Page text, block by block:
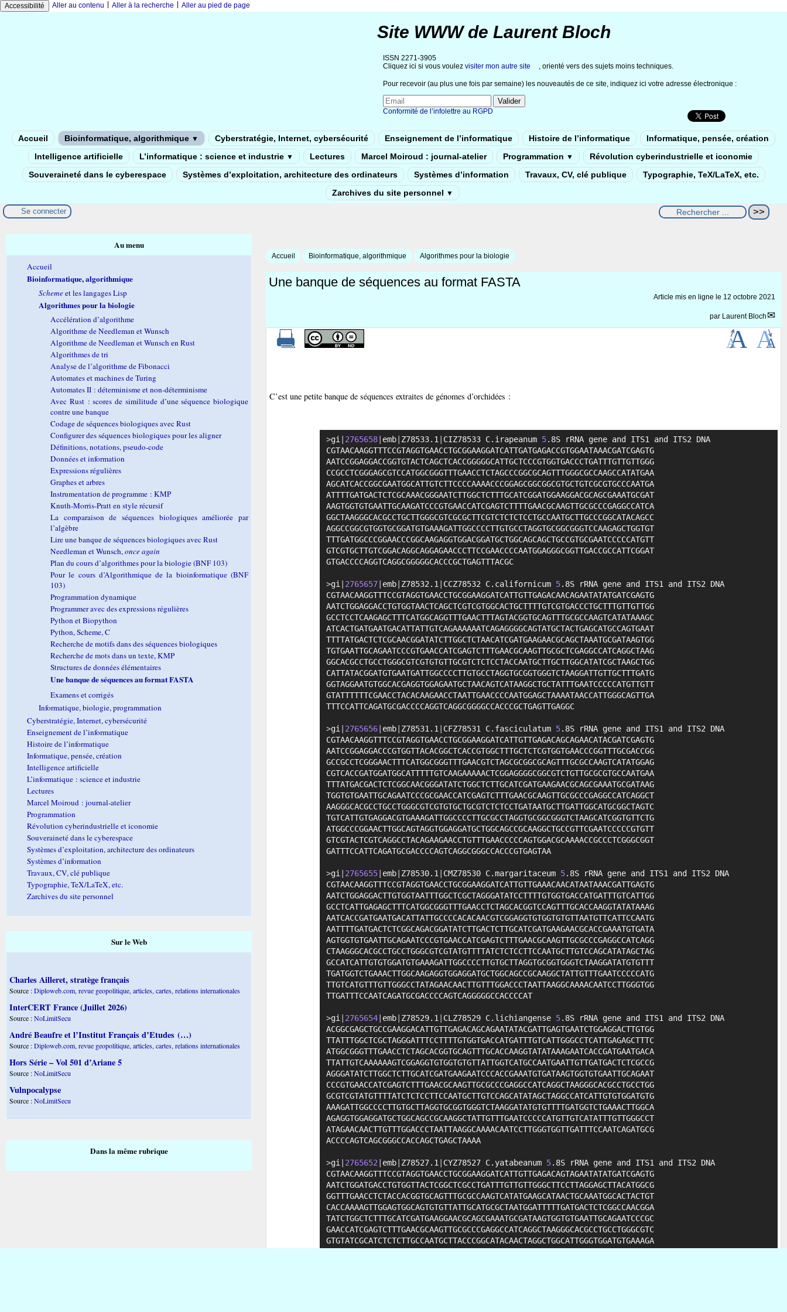
Accessibilité Aller au contenu Aller à la recherche Aller au pied de page
Site WWW de Laurent Bloch
ISSN 2271-3905
Cliquez ici si vous voulez visiter mon autre site , orienté vers des sujets moins techniques.
Pour recevoir (au plus une fois par semaine) les nouveautés de ce site, indiquez ici votre adresse électronique :
Conformité de l’infolettre au RGPD
Accueil Bioinformatique, algorithmique ▼ Cyberstratégie, Internet, cybersécurité Enseignement de l’informatique Histoire de l’informatique
Informatique, pensée, création
Intelligence artificielle
L’informatique : science et industrie ▼ Lectures Marcel Moiroud : journal-atelier Programmation ▼
Révolution cyberindustrielle et iconomie
Souveraineté dans le cyberespace
Systèmes d’exploitation, architecture des ordinateurs Systèmes d’information Travaux, CV, clé publique
Typographie, TeX/LaTeX, etc.
Zarchives du site personnel ▼
Se connecter
Accueil Bioinformatique, algorithmique Algorithmes pour la biologie
Une banque de séquences au format FASTA
Article mis en ligne le 12 octobre 2021
par Laurent Bloch
C’est une petite banque de séquences extraites de génomes d’orchidées :
>gi| 2765658| emb| Z78533.1| CIZ78533 C.irapeanum 5.8S rRNA gene and ITS1 and ITS2 DNA
CGTAACAAGGTTTCCGTAGGTGAACCTGCGGAAGGATCATTGATGAGACCGTGGAATAAACGATCGAGTG
AATCCGGAGGACCGGTGTACTCAGCTCACCGGGGGCATTGCTCCCGTGGTGACCCTGATTTGTTGTTGGG
CCGCCTCGGGAGCGTCCATGGCGGGTTTGAACCTCTAGCCCGGCGCAGTTTGGGCGCCAAGCCATATGAA
AGCATCACCGGCGAATGGCATTGTCTTCCCCAAAACCCGGAGCGGCGGCGTGCTGTCGCGTGCCCAATGA
ATTTTGATGACTCTCGCAAACGGGAATCTTGGCTCTTTGCATCGGATGGAAGGACGCAGCGAAATGCGAT
AAGTGGTGTGAATTGCAAGATCCCGTGAACCATCGAGTCTTTTGAACGCAAGTTGCGCCCGAGGCCATCA
GGCTAAGGGCACGCCTGCTTGGGCGTCGCGCTTCGTCTCTCTCCTGCCAATGCTTGCCCGGCATACAGCC
AGGCCGGCGTGGTGCGGATGTGAAAGATTGGCCCCTTGTGCCTAGGTGCGGCGGGTCCAAGAGCTGGTGT
TTTGATGGCCCGGAACCCGGCAAGAGGTGGACGGATGCTGGCAGCAGCTGCCGTGCGAATCCCCCATGTT
GTCGTGCTTGTCGGACAGGCAGGAGAACCCTTCCGAACCCCAATGGAGGGCGGTTGACCGCCATTCGGAT
GTGACCCCAGGTCAGGCGGGGGCACCCGCTGAGTTTACGC
>gi| 2765657| emb| Z78532.1| CCZ78532 C.californicum 5.8S rRNA gene and ITS1 and ITS2 DNA
CGTAACAAGGTTTCCGTAGGTGAACCTGCGGAAGGATCATTGTTGAGACAACAGAATATATGATCGAGTG
AATCTGGAGGACCTGTGGTAACTCAGCTCGTCGTGGCACTGCTTTTGTCGTGACCCTGCTTTGTTGTTGG
GCCTCCTCAAGAGCTTTCATGGCAGGTTTGAACTTTAGTACGGTGCAGTTTGCGCCAAGTCATATAAAGC
ATCACTGATGAATGACATTATTGTCAGAAAAAATCAGAGGGGCAGTATGCTACTGAGCATGCCAGTGAAT
TTTTATGACTCTCGCAACGGATATCTTGGCTCTAACATCGATGAAGAACGCAGCTAAATGCGATAAGTGG
TGTGAATTGCAGAATCCCGTGAACCATCGAGTCTTTGAACGCAAGTTGCGCTCGAGGCCATCAGGCTAAG
GGCACGCCTGCCTGGGCGTCGTGTGTTGCGTCTCTCCTACCAATGCTTGCTTGGCATATCGCTAAGCTGG
CATTATACGGATGTGAATGATTGGCCCCTTGTGCCTAGGTGCGGTGGGTCTAAGGATTGTTGCTTTGATG
GGTAGGAATGTGGCACGAGGTGGAGAATGCTAACAGTCATAAGGCTGCTATTTGAATCCCCCATGTTGTT
GTATTTTTTCGAACCTACACAAGAACCTAATTGAACCCCAATGGAGCTAAAATAACCATTGGGCAGTTGA
TTTCCATTCAGATGCGACCCCAGGTCAGGCGGGGCCACCCGCTGAGTTGAGGC
>gi| 2765656| emb| Z78531.1| CFZ78531 C.fasciculatum 5.8S rRNA gene and ITS1 and ITS2 DNA
CGTAACAAGGTTTCCGTAGGTGAACCTGCGGAAGGATCATTGTTGAGACAGCAGAACATACGATCGAGTG
AATCCGGAGGACCCGTGGTTACACGGCTCACCGTGGCTTTGCTCTCGTGGTGAACCCGGTTTGCGACCGG
GCCGCCTCGGGAACTTTCATGGCGGGTTTGAACGTCTAGCGCGGCGCAGTTTGCGCCAAGTCATATGGAG
CGTCACCGATGGATGGCATTTTTGTCAAGAAAAACTCGGAGGGGCGGCGTCTGTTGCGCGTGCCAATGAA
TTTATGACGACTCTCGGCAACGGGATATCTGGCTCTTGCATCGATGAAGAACGCAGCGAAATGCGATAAG
TGGTGTGAATTGCAGAATCCCGCGAACCATCGAGTCTTTGAACGCAAGTTGCGCCCGAGGCCATCAGGCT
AAGGGCACGCCTGCCTGGGCGTCGTGTGCTGCGTCTCTCCTGATAATGCTTGATTGGCATGCGGCTAGTC
TGTCATTGTGAGGACGTGAAAGATTGGCCCCTTGCGCCTAGGTGCGGCGGGTCTAAGCATCGGTGTTCTG
ATGGCCCGGAACTTGGCAGTAGGTGGAGGATGCTGGCAGCCGCAAGGCTGCCGTTCGAATCCCCCGTGTT
GTCGTACTCGTCAGGCCTACAGAAGAACCTGTTTGAACCCCCAGTGGACGCAAAACCGCCCTCGGGCGGT
GATTTCCATTCAGATGCGACCCCAGTCAGGCGGGCCACCCGTGAGTAA
>gi| 2765655| emb| Z78530.1| CMZ78530 C.margaritaceum 5.8S rRNA gene and ITS1 and ITS2 DNA
CGTAACAAGGTTTCCGTAGGTGAACCTGCGGAAGGATCATTGTTGAAACAACATAATAAACGATTGAGTG
AATCTGGAGGACTTGTGGTAATTTGGCTCGCTAGGGATATCCTTTTGTGGTGACCATGATTTGTCATTGG
GCCTCATTGAGAGCTTTCATGGCGGGTTTGAACCTCTAGCACGGTCCAGTTTGCACCAAGGTATATAAAG
AATCACCGATGAATGACATTATTGCCCCACACAACGTCGGAGGTGTGGTGTGTTAATGTTCATTCCAATG
AATTTTGATGACTCTCGGCAGACGGATATCTTGACTCTTGCATCGATGAAGAACGCACCGAAATGTGATA
AGTGGTGTGAATTGCAGAATCCCGTGAACCATCGAGTCTTTGAACGCAAGTTGCGCCCGAGGCCATCAGG
CTAAGGGCACGCCTGCCTGGGCGTCGTATGTTTTATCTCTCCTTCCAATGCTTGTCCAGCATATAGCTAG
GCCATCATTGTGTGGATGTGAAAGATTGGCCCCTTGTGCTTAGGTGCGGTGGGTCTAAGGATATGTGTTT
TGATGGTCTGAAACTTGGCAAGAGGTGGAGGATGCTGGCAGCCGCAAGGCTATTGTTTGAATCCCCCATG
TTGTCATGTTTGTTGGGCCTATAGAACAACTTGTTTGGACCCTAATTAAGGCAAAACAATCCTTGGGTGG
TTGATTTCCAATCAGATGCGACCCCAGTCAGGGGGCCACCCCAT
>gi| 2765654| emb| Z78529.1| CLZ78529 C.lichiangense 5.8S rRNA gene and ITS1 and ITS2 DNA
ACGGCGAGCTGCCGAAGGACATTGTTGAGACAGCAGAATATACGATTGAGTGAATCTGGAGGACTTGTGG
TTATTTGGCTCGCTAGGGATTTCCTTTTGTGGTGACCATGATTTGTCATTGGGCCTCATTGAGAGCTTTC
ATGGCGGGTTTGAACCTCTAGCACGGTGCAGTTTGCACCAAGGTATATAAAGAATCACCGATGAATGACA
TTATTGTCAAAAAAGTCGGAGGTGTGGTGTGTTATTGGTCATGCCAATGAATTGTTGATGACTCTCGCCG
AGGGATATCTTGGCTCTTGCATCGATGAAGAATCCCACCGAAATGTGATAAGTGGTGTGAATTGCAGAAT
CCCGTGAACCATCGAGTCTTTGAACGCAAGTTGCGCCCGAGGCCATCAGGCTAAGGGCACGCCTGCCTGG
GCGTCGTATGTTTTATCTCTCCTTCCAATGCTTGTCCAGCATATAGCTAGGCCATCATTGTGTGGATGTG
AAAGATTGGCCCCTTGTGCTTAGGTGCGGTGGGTCTAAGGATATGTGTTTTGATGGTCTGAAACTTGGCA
AGAGGTGGAGGATGCTGGCAGCCGCAAGGCTATTGTTTGAATCCCCCATGTTGTCATATTTGTTGGGCCT
ATAGAACAACTTGTTTGGACCCTAATTAAGGCAAAACAATCCTTGGGTGGTTGATTTCCAATCAGATGCG
ACCCCAGTCAGCGGGCCACCAGCTGAGCTAAAA
>gi| 2765652| emb| Z78527.1| CYZ78527 C.yatabeanum 5.8S rRNA gene and ITS1 and ITS2 DNA
CGTAACAAGGTTTCCGTAGGTGAACCTGCGGAAGGATCATTGTTGAGACAGTAGAATATATGATCGAGTG
AATCTGGATGACCTGTGGTTACTCGGCTCGCCTGATTTGTTGTTGGGCTTCCTTAGGAGCTTACATGGCG
GGTTTGAACCTCTACCACGGTGCAGTTTGCGCCAAGTCATATGAAGCATAACTGCAAATGGCACTACTGT
CACCAAAAGTTGGAGTGGCAGTGTGTTATTGCATGCGCTAATGGATTTTTGATGACTCTCGGCCAACGGA
TATCTGGCTCTTTGCATCGATGAAGGAACGCAGCGAAATGCGATAAGTGGTGTGAATTGCAGAATCCCGC
GAACCATCGAGTCTTTGAACGCAAGTTGCGCCCGAGGCCATCAGGCTAAGGGCACGCCTGCCTGGGCGTC
GTGTATCGCATCTCTCTTGCCAATGCTTACCCGGCATACAACTAGGCTGGCATTGGGTGGATGTGAAAGA
Au menu
Accueil
Bioinformatique, algorithmique
Schemeet les langages Lisp
Algorithmes pour la biologie
Accélération d’algorithme
Algorithme de Needleman et Wunsch
Algorithme de Needleman et Wunsch en Rust
Algorithmes de tri
Analyse de l’algorithme de Fibonacci
Automates et machines de Turing
Automates II : déterminisme et non-déterminisme
Avec Rust : scores de similitude d’une séquence biologique
contre une banque
Codage de séquences biologiques avec Rust
Configurer des séquences biologiques pour les aligner
Définitions, notations, pseudo-code
Données et information
Expressions régulières
Graphes et arbres
Instrumentation de programme : KMP
Knuth-Morris-Pratt en style récursif
La comparaison de séquences biologiques améliorée par
l’algèbre
Lire une banque de séquences biologiques avec Rust
Needleman et Wunsch,once again
Plan du cours d’algorithmes pour la biologie (BNF 103)
Pour le cours d’Algorithmique de la bioinformatique (BNF
103)
Programmation dynamique
Programmer avec des expressions régulières
Python et Biopython
Python, Scheme, C
Recherche de motifs dans des séquences biologiques
Recherche de mots dans un texte, KMP
Structures de données élémentaires
Une banque de séquences au format FASTA
Examens et corrigés
Informatique, biologie, programmation
Cyberstratégie, Internet, cybersécurité
Enseignement de l’informatique
Histoire de l’informatique
Informatique, pensée, création
Intelligence artificielle
L’informatique : science et industrie
Lectures
Marcel Moiroud : journal-atelier
Programmation
Révolution cyberindustrielle et iconomie
Souveraineté dans le cyberespace
Systèmes d’exploitation, architecture des ordinateurs
Systèmes d’information
Travaux, CV, clé publique
Typographie, TeX/LaTeX, etc.
Zarchives du site personnel
Sur le Web
Charles Ailleret, stratège français
Source :Diploweb.com, revue geopolitique, articles, cartes, relations internationales
InterCERT France (Juillet 2026)
Source :NoLimitSecu
André Beaufre et l’Institut Français d’Etudes (…)
Source :Diploweb.com, revue geopolitique, articles, cartes, relations internationales
Hors Série – Vol 501 d’Ariane 5
Source :NoLimitSecu
Vulnpocalypse
Source :NoLimitSecu
Dans la même rubrique